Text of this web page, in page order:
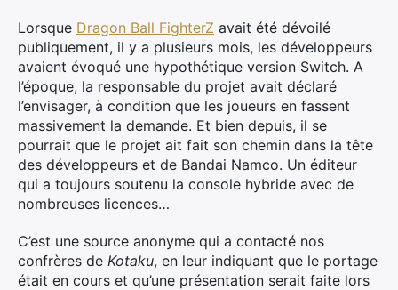
Lorsque Dragon Ball FighterZ avait été dévoilé
publiquement, il y a plusieurs mois, les développeurs
avaient évoqué une hypothétique version Switch. A
l’époque, la responsable du projet avait déclaré
l’envisager, à condition que les joueurs en fassent
massivement la demande. Et bien depuis, il se
pourrait que le projet ait fait son chemin dans la tête
des développeurs et de Bandai Namco. Un éditeur
qui a toujours soutenu la console hybride avec de
nombreuses licences…
C’est une source anonyme qui a contacté nos
confrères de Kotaku, en leur indiquant que le portage
était en cours et qu’une présentation serait faite lors